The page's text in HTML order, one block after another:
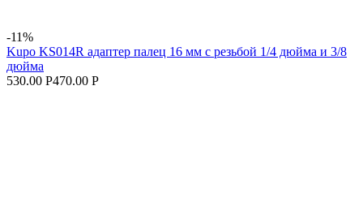
-11%
Kupo KS014R адаптер палец 16 мм с резьбой 1/4 дюйма и 3/8
дюйма
530.00 Р470.00 Р